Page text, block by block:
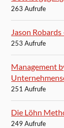
263 Aufrufe
Jason
253 Aufrufe
Management
251 Aufrufe
Die Löhn
249 Aufrufe